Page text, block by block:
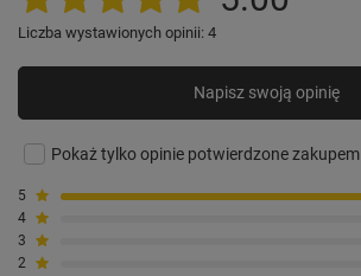
Liczba wystawionych opinii: 4
Napisz swoją opinię
Pokaż tylko opinie potwierdzone zakupem
5
4
3
2